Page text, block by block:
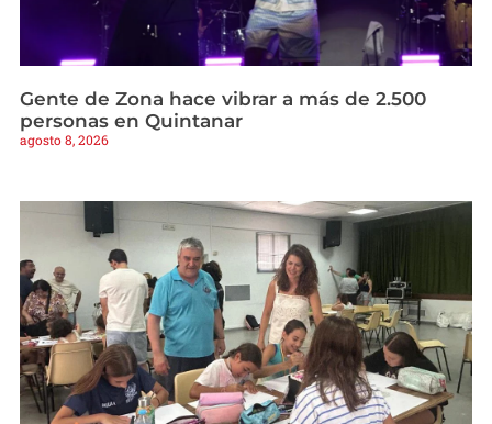
Gente de Zona hace vibrar a más de 2.500
personas en Quintanar
agosto 8, 2026